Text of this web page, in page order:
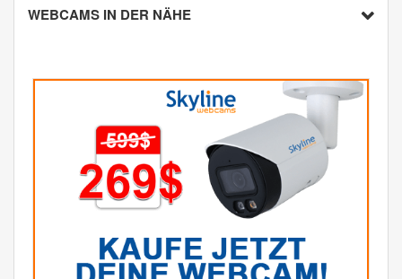
WEBCAMS IN DER NÄHE